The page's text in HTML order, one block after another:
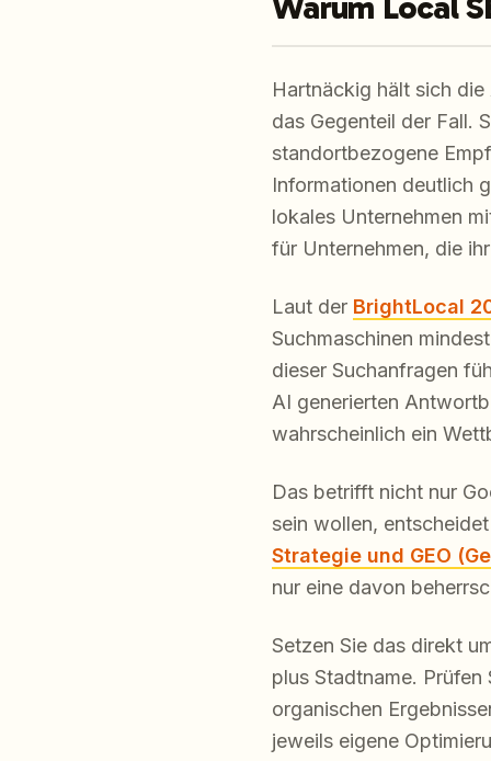
Hartnäckig hält sich
das Gegenteil der Fall.
standortbezogene
Informationen deutlich
lokales Unternehmen
für Unternehmen, die
Laut der BrightLocal
Suchmaschinen
dieser Suchanfragen
AI generierten
wahrscheinlich ein
Das betrifft nicht nur
sein wollen,
Strategie und GEO
nur eine davon
Setzen Sie das direkt
plus Stadtname.
organischen
jeweils eigene